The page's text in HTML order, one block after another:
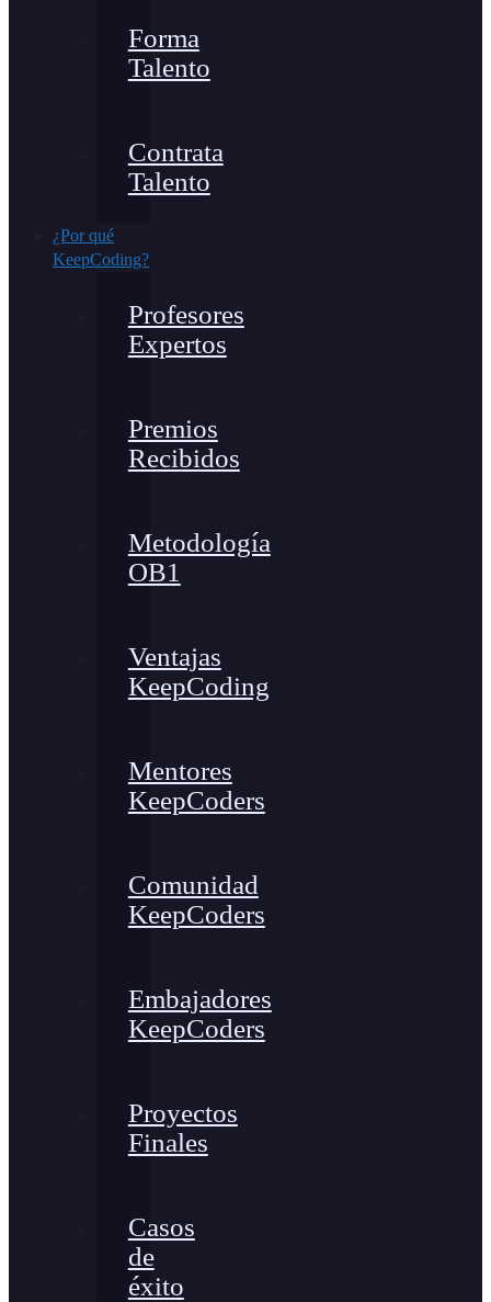
Forma
Talento
Contrata
Talento
¿Por qué
KeepCoding?
Profesores
Expertos
Premios
Recibidos
Metodología
OB1
Ventajas
KeepCoding
Mentores
KeepCoders
Comunidad
KeepCoders
Embajadores
KeepCoders
Proyectos
Finales
Casos
de
éxito